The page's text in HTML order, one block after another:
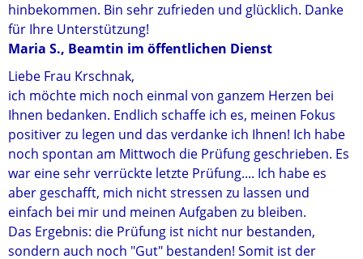
hinbekommen. Bin sehr zufrieden und glücklich. Danke
für Ihre Unterstützung!
Maria S., Beamtin im öffentlichen Dienst
Liebe Frau Krschnak,
ich möchte mich noch einmal von ganzem Herzen bei
Ihnen bedanken. Endlich schaffe ich es, meinen Fokus
positiver zu legen und das verdanke ich Ihnen! Ich habe
noch spontan am Mittwoch die Prüfung geschrieben. Es
war eine sehr verrückte letzte Prüfung.... Ich habe es
aber geschafft, mich nicht stressen zu lassen und
einfach bei mir und meinen Aufgaben zu bleiben.
Das Ergebnis: die Prüfung ist nicht nur bestanden,
sondern auch noch "Gut" bestanden! Somit ist der